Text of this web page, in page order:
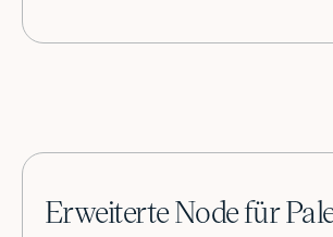
Erweiterte Node für